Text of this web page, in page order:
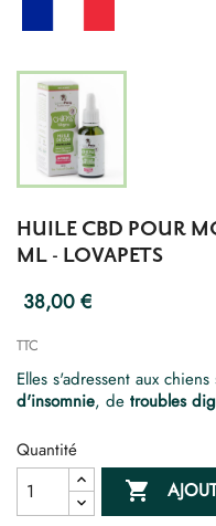
HUILE CBD POUR
ML - LOVAPETS
38,00 €
TTC
Elles s'adressent aux
d'insomnie, de troubles
Quantité
